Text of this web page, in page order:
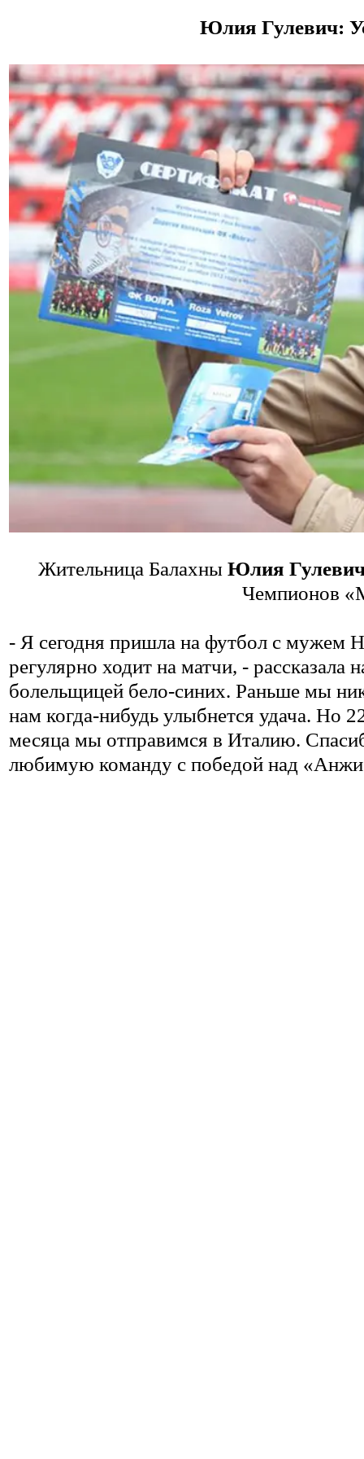
Юлия Гулевич:
Жительница Балахны Юлия
Чемпионов
- Я сегодня пришла на футбол с мужем
регулярно ходит на матчи, -
болельщицей бело-синих. Раньше мы
нам когда-нибудь улыбнется удача. Но
месяца мы отправимся в Италию.
любимую команду с победой над «Анжи